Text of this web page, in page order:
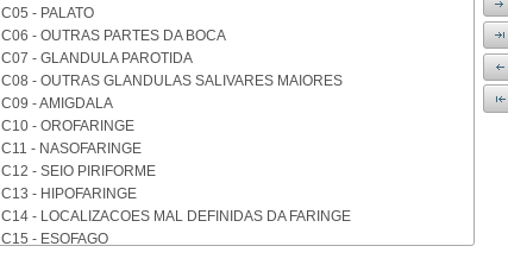
C05 - PALATO
C06 - OUTRAS PARTES DA BOCA
C07 - GLANDULA PAROTIDA
C08 - OUTRAS GLANDULAS SALIVARES MAIORES
C09 - AMIGDALA
C10 - OROFARINGE
C11 - NASOFARINGE
C12 - SEIO PIRIFORME
C13 - HIPOFARINGE
C14 - LOCALIZACOES MAL DEFINIDAS DA FARINGE
C15 - ESOFAGO